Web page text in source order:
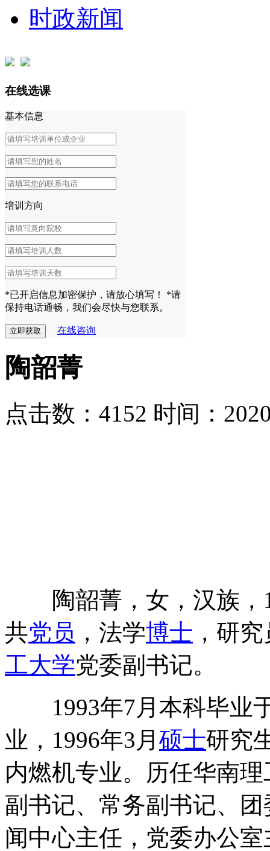
时政新闻
在线选课
基本信息
培训方向
*已开启信息加密保护，请放心填写！
*请
保持电话通畅，我们会尽快与您联系。
在线咨询
陶韶菁
点击数：4152 时间：
陶韶菁，女，汉族，
共党员 ，法学博士 ，研
工大学党委副书记。
1993年7月本科毕业
业，1996年3月 硕士研究
内燃机专业。历任华南
副书记、常务副书记、
闻中心主任，党委办公